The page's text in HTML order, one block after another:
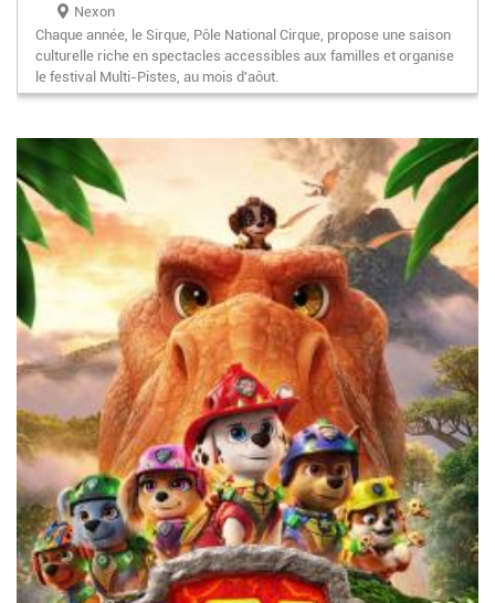
Nexon
Chaque année, le Sirque, Pôle National Cirque, propose une saison
culturelle riche en spectacles accessibles aux familles et organise
le festival Multi-Pistes, au mois d'aôut.